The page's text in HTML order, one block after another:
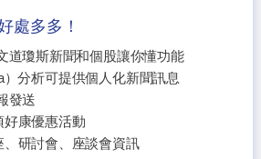
處多多！
道瓊斯新聞和個股讓你懂功能
）分析可提供個人化新聞訊息
發送
康優惠活動
研討會、座談會資訊